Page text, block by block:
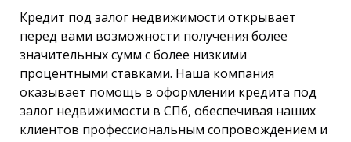
Кредит под залог недвижимости открывает
перед вами возможности получения более
значительных сумм с более низкими
процентными ставками. Наша компания
оказывает помощь в оформлении кредита под
залог недвижимости в СПб, обеспечивая наших
клиентов профессиональным сопровождением и